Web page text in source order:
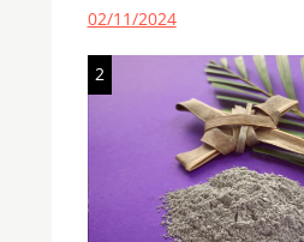
02/11/2024
2